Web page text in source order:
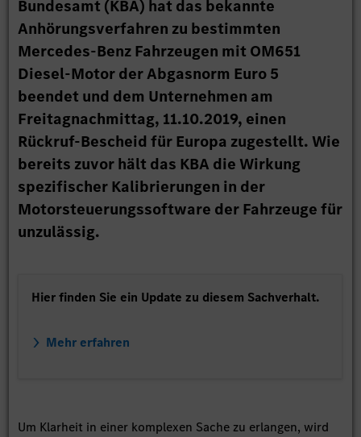
Bundesamt (KBA) hat das bekannte
Anhörungsverfahren zu bestimmten
Mercedes-Benz Fahrzeugen mit OM651
Diesel-Motor der Abgasnorm Euro 5
beendet und dem Unternehmen am
Freitagnachmittag, 11.10.2019, einen
Rückruf-Bescheid für Europa zugestellt. Wie
bereits zuvor hält das KBA die Wirkung
spezifischer Kalibrierungen in der
Motorsteuerungssoftware der Fahrzeuge für
unzulässig.
Hier finden Sie ein Update zu diesem Sachverhalt.
Mehr erfahren
Um Klarheit in einer komplexen Sache zu erlangen, wird